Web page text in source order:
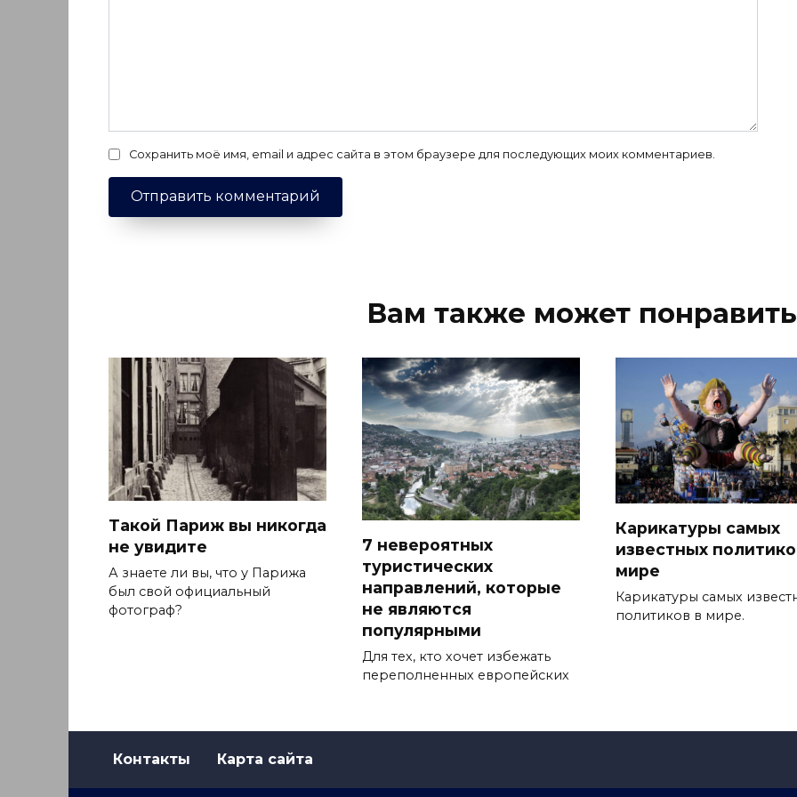
Сохранить моё имя, email и адрес сайта в этом браузере для последующих моих комментариев.
Вам также может
Такой Париж вы никогда
не увидите
А знаете ли вы, что у Парижа
был свой официальный
фотограф?
7 невероятных
туристических
направлений, которые
не являются
популярными
Для тех, кто хочет избежать
переполненных европейских
Карикатуры самых
известных
мире
Карикатуры самых
политиков в мире.
Контакты Карта сайта